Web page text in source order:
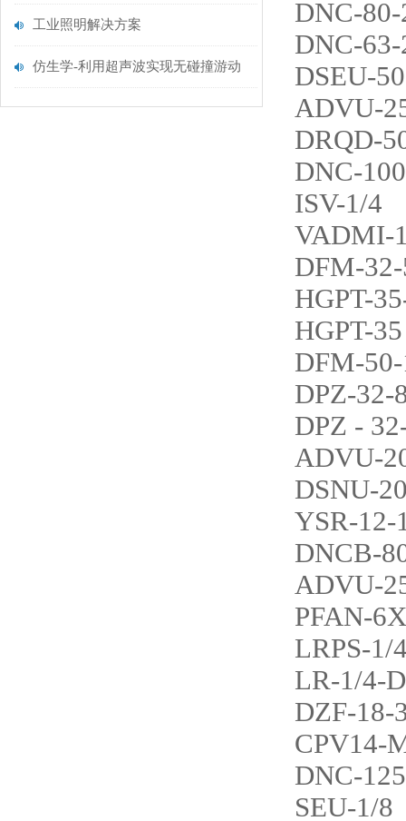
工业照明解决方案
仿生学-利用超声波实现无碰撞游动
DNC-
DNC-
DSEU-
ADVU-
DRQD-
DNC-
ISV-1/4
VADMI-
DFM-
HGPT-
HGPT-35
DFM-
DPZ-32-
DPZ -
ADVU-
DSNU-
YSR-12-
DNCB-
ADVU-
PFAN-
LRPS-1/
LR-1/4-
DZF-18-
CPV14-
DNC-
SEU-1/8